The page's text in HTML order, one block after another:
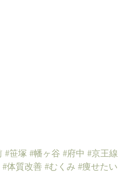
#笹塚 #幡ヶ谷 #府中 #京王線
#体質改善 #むくみ #痩せたい